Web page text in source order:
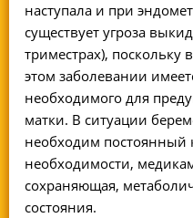
наступала и при
существует угроза
триместрах),
этом заболевании
необходимого для
матки. В ситуации
необходим постоянный
необходимости,
сохраняющая,
состояния.